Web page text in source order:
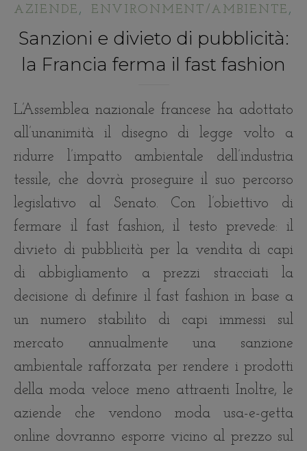
AZIENDE , ENVIRONMENT/AMBIENTE ,
Sanzioni e divieto di pubblicità:
la Francia ferma il fast fashion
L’Assemblea nazionale francese ha adottato
all’unanimità il disegno di legge volto a
ridurre l’impatto ambientale dell’industria
tessile, che dovrà proseguire il suo percorso
legislativo al Senato. Con l’obiettivo di
fermare il fast fashion, il testo prevede: il
divieto di pubblicità per la vendita di capi
di abbigliamento a prezzi stracciati la
decisione di definire il fast fashion in base a
un numero stabilito di capi immessi sul
mercato annualmente una sanzione
ambientale rafforzata per rendere i prodotti
della moda veloce meno attraenti Inoltre, le
aziende che vendono moda usa-e-getta
online dovranno esporre vicino al prezzo sul